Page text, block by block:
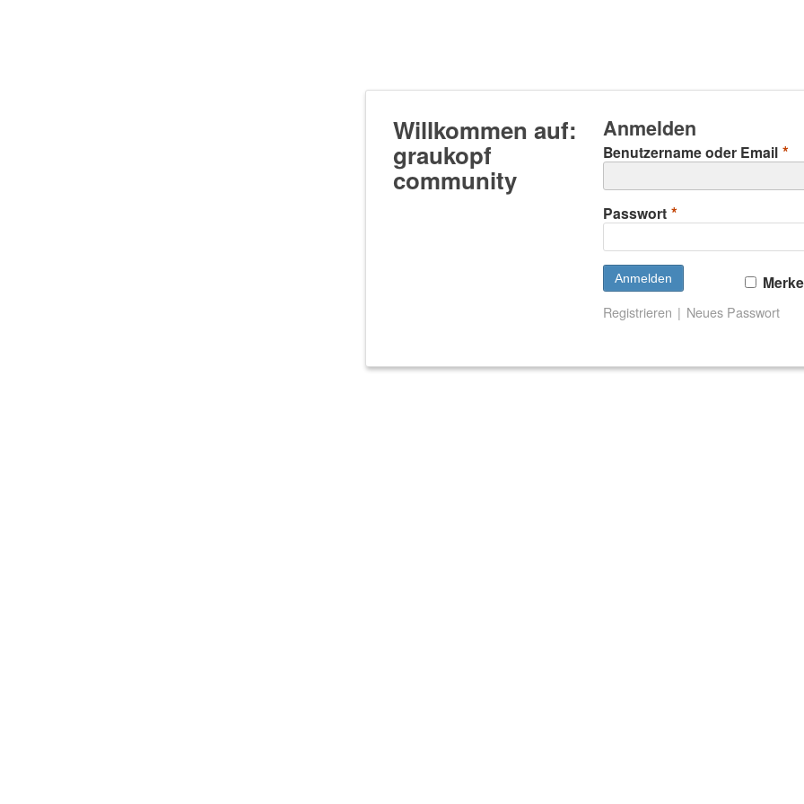
Willkommen auf:
graukopf
community
Anmelden
Benutzername oder Email *
Passwort *
Registrieren Neues Passwort